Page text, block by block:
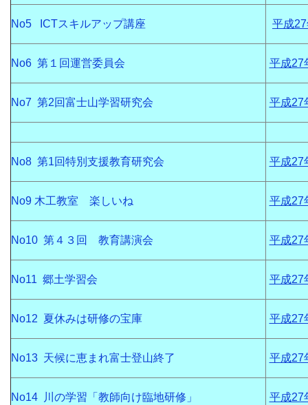
No5 ICTスキルアップ講座 平成
No6 第１回運営委員会 平成27
No7 第2回富士山学習研究会 平成27
No8 第1回特別支援教育研究会 平成27
No9 木工教室 楽しいね 平成27
No10 第４３回 教育講演会 平成27
No11 郷土学習会 平成27
No12 夏休みは研修の宝庫 平成27
No13 天候に恵まれ富士登山終了 平成27
No14 川の学習「教師向け臨地研修」 平成27